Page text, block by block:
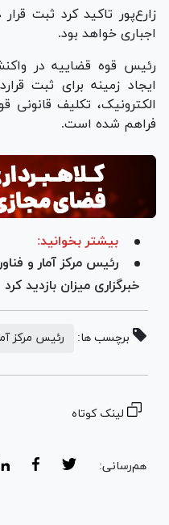
زارع‌پور تاکید کرد ثبت
اجباری خواهد بود.
رئیس قوه قضاییه در
ایجاد زمینه برای ثبت
الکترونیک، تکلیف
فراهم شده است.
بیشتر بخوانید:
رئیس مرکز آمار و
خبرگزاری میزان بازدید کرد
برچسب ها: رئیس مرکز
لینک کوتاه
هم‌رسانی: